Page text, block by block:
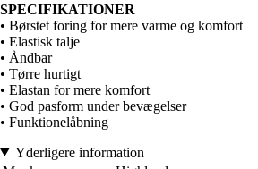
SPECIFIKATIONER
• Børstet foring for mere varme og komfort
• Elastisk talje
• Åndbar
• Tørre hurtigt
• Elastan for mere komfort
• God pasform under bevægelser
• Funktionelåbning
Yderligere information